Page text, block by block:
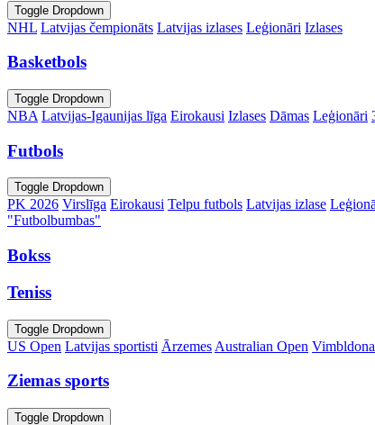
Toggle Dropdown
NHL Latvijas čempionāts Latvijas izlases Leģionāri Izlases
Basketbols
Toggle Dropdown
NBA Latvijas-Igaunijas līga Eirokausi Izlases Dāmas Leģionāri
Futbols
Toggle Dropdown
PK 2026 Virslīga Eirokausi Telpu futbols Latvijas izlase
"Futbolbumbas"
Bokss
Teniss
Toggle Dropdown
US Open Latvijas sportisti Ārzemes Australian Open Vimbldona
Ziemas sports
Toggle Dropdown